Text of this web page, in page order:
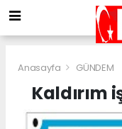
Anasayfa GÜNDEM
Kaldırım